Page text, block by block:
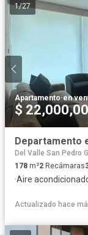
1/27
Apartamento·en
$
Del Valle San Pedro
178 m²2 Recámaras
·Aire
Actualizado hace